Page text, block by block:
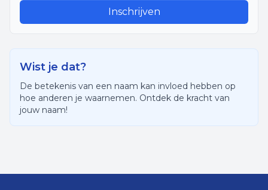
Inschrijven
Wist je dat?
De betekenis van een naam kan invloed hebben op
hoe anderen je waarnemen. Ontdek de kracht van
jouw naam!